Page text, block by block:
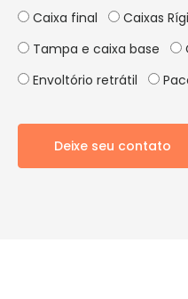
Caixa final
Caixas
Tampa e caixa base
Envoltório retrátil
Deixe seu contato